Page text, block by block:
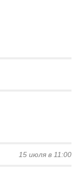
15 июля в 11:00